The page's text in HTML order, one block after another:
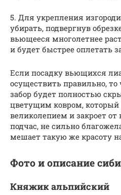
5. Для укрепления
убирать, подвергнув
вьющееся многолетнее
и будет быстрее оплетать
Если посадку вьющихся
осуществить правильно, то
забор будет полностью
цветущим ковром, который
великолепием и закроет
подчас, не сильно
мешает такую же красоту
Фото и описание
Княжик альпийский